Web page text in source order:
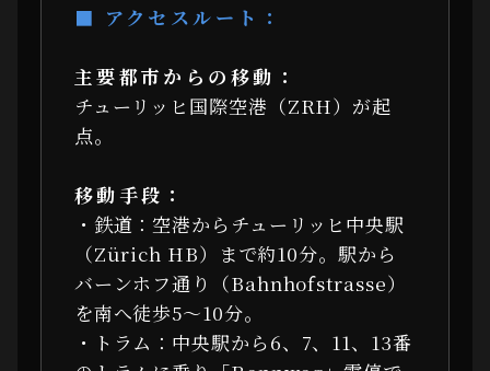
■ アクセスルート：
主要都市からの移動：
チューリッヒ国際空港（ZRH）が起
点。
移動手段：
・鉄道：空港からチューリッヒ中央駅
（Zürich HB）まで約10分。駅から
バーンホフ通り（Bahnhofstrasse）
を南へ徒歩5〜10分。
・トラム：中央駅から6、7、11、13番